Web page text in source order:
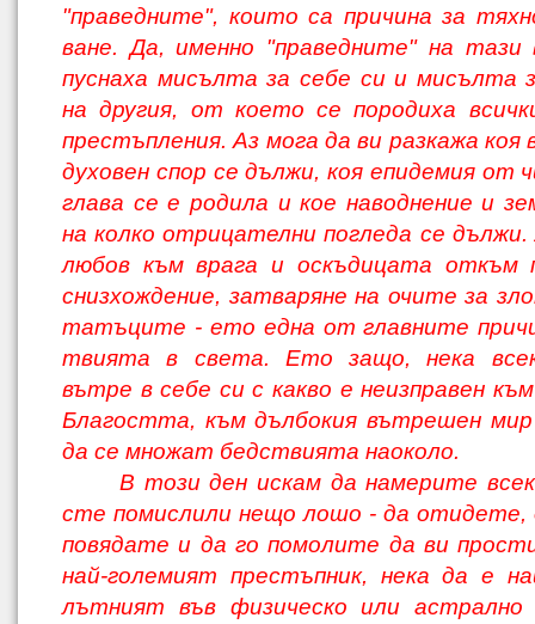
"праведните", които са причина за
ване. Да, именно "праведните" на тази
пуснаха мисълта за себе си и мисълта
на другия, от което се породиха
престъпления. Аз мога да ви разкажа коя
духовен спор се дължи, коя епидемия от
глава се е родила и кое наводнение и
на колко отрицателни погледа се
любов към врага и оскъдицата откъм
снизхождение, затваряне на очите за
татъците - ето една от главните
твията в света. Ето защо, нека
вътре в себе си с какво е неизправен
Благостта, към дълбокия вътрешен мир
да се множат бедствията наоколо.
В този ден искам да намерите
сте помислили нещо лошо - да отидете,
повядате и да го помолите да ви
най-големият престъпник, нека да е
лътният във физическо или астрално